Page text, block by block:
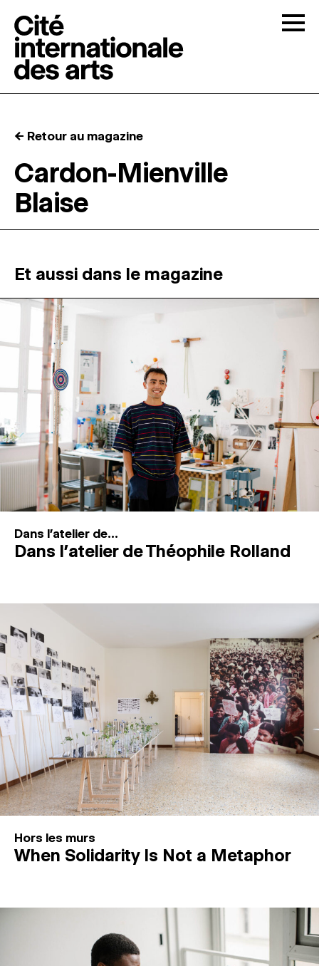
RÉSIDENCES
MAGAZINE
ESPACES DE PRATIQUE ARTISTIQUE
Recherche
Connexion
↓
← Retour au magazine
Cardon-Mienville
Blaise
Et aussi dans le magazine
Dans l'atelier de...
Dans l’atelier de Théophile Rolland
Hors les murs
When Solidarity Is Not a Metaphor